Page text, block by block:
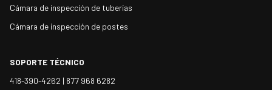
Cámara de inspección de tuberías
Cámara de inspección de postes
SOPORTE TÉCNICO
418-390-4262 | 877 968 6282